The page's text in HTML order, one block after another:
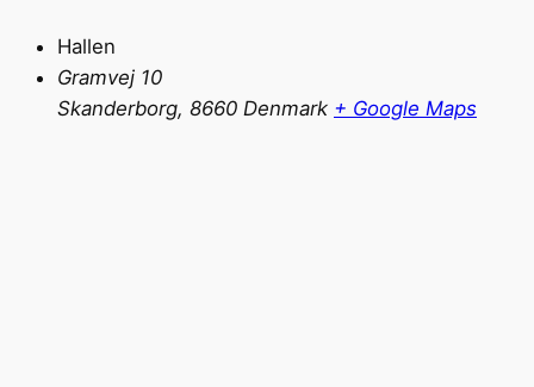
Hallen
Gramvej 10
Skanderborg, 8660 Denmark + Google Maps